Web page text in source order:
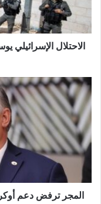
استيطاني
أراضي
القدس
الاحتلال
المجر
ترفض
دعم
أوكرانيا:
أوربان
يؤكد
عدم
موافقة
بودابست
علىالمجر ترفض دعم